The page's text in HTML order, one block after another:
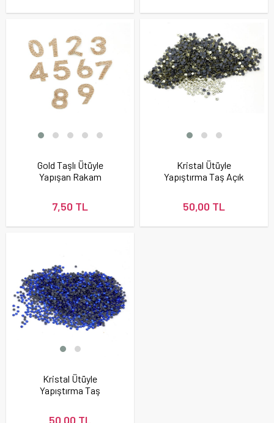
Gold Taşlı Ütüyle
Yapışan Rakam
7,50 TL
Kristal Ütüyle
Yapıştırma Taş Açık
50,00 TL
Kristal Ütüyle
Yapıştırma Taş
50,00 TL